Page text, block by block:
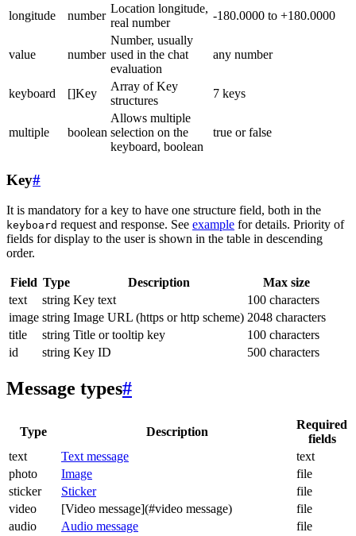
longitude
number
Location longitude,
real number
-180.0000 to +180.0000
value number
Number, usually
used in the chat
evaluation
any number
keyboard []Key
Array of Key
structures
7 keys
multiple boolean
Allows multiple
selection on the
keyboard, boolean
true or false
Key#
It is mandatory for a key to have one structure field, both in the
keyboard request and response. See example for details. Priority of
fields for display to the user is shown in the table in descending
order.
Field Type Description
Max size
text
string Key text
100 characters
image string Image URL (https or http scheme) 2048 characters
title
string Title or tooltip key
100 characters
id
string Key ID 500 characters
Message types#
Type Description
Required
fields
text
Text message
text
photo
Image
file
sticker
Sticker
file
video
[Video message](#video message)
file
audio
Audio message file